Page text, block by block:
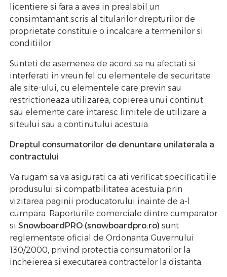
licentiere si fara a avea in prealabil un
consimtamant scris al titularilor drepturilor de
proprietate constituie o incalcare a termenilor si
conditiilor.
Sunteti de asemenea de acord sa nu afectati si
interferati in vreun fel cu elementele de securitate
ale site-ului, cu elementele care previn sau
restrictioneaza utilizarea, copierea unui continut
sau elemente care intaresc limitele de utilizare a
siteului sau a continutului acestuia.
Dreptul consumatorilor de denuntare unilaterala a
contractului
Va rugam sa va asigurati ca ati verificat specificatiile
produsului si compatbilitatea acestuia prin
vizitarea paginii producatorului inainte de a-l
cumpara. Raporturile comerciale dintre cumparator
si SnowboardPRO (snowboardpro.ro) sunt
reglementate oficial de Ordonanta Guvernului
130/2000, privind protectia consumatorilor la
incheierea si executarea contractelor la distanta.